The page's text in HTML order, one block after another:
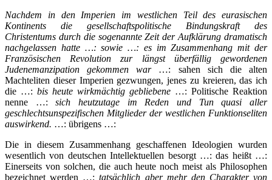
Nachdem in den Imperien im westlichen Teil des eurasischen
Kontinents die gesellschaftspolitische Bindungskraft des
Christentums durch die sogenannte Zeit der Aufklärung dramatisch
nachgelassen hatte …: sowie …: es im Zusammenhang mit der
Französischen Revolution zur längst überfällig gewordenen
Judenemanzipation gekommen war…: sahen sich die alten
Machteliten dieser Imperien gezwungen, jenes zu kreieren, das ich
die …: bis heute wirkmächtig gebliebene …: Politische Reaktion
nenne …:sich heutzutage im Reden und Tun quasi aller
geschlechtsunspezifischen Mitglieder der westlichen Funktionseliten
auswirkend. …: übrigens …:
Die in diesem Zusammenhang geschaffenen Ideologien wurden
wesentlich von deutschen Intellektuellen besorgt …: das heißt …:
Einerseits von solchen, die auch heute noch meist als Philosophen
bezeichnet werden …:tatsächlich aber mehr den Charakter von